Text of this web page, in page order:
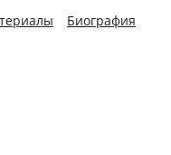
Биография